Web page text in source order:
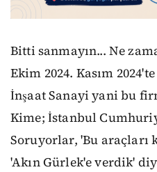
Bitti sanmayın... Ne
Ekim 2024. Kasım
İnşaat Sanayi yani bu
Kime; İstanbul
Soruyorlar, 'Bu araçları
'Akın Gürlek'e verdik'